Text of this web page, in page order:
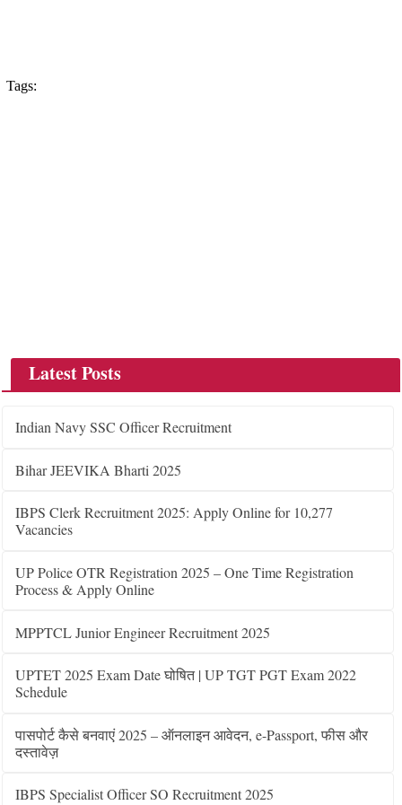
Tags:
Latest Posts
Indian Navy SSC Officer Recruitment
Bihar JEEVIKA Bharti 2025
IBPS Clerk Recruitment 2025: Apply Online for 10,277
Vacancies
UP Police OTR Registration 2025 – One Time Registration
Process & Apply Online
MPPTCL Junior Engineer Recruitment 2025
UPTET 2025 Exam Date घोषित | UP TGT PGT Exam 2022
Schedule
पासपोर्ट कैसे बनवाएं 2025 – ऑनलाइन आवेदन, e-Passport, फीस और
दस्तावेज़
IBPS Specialist Officer SO Recruitment 2025